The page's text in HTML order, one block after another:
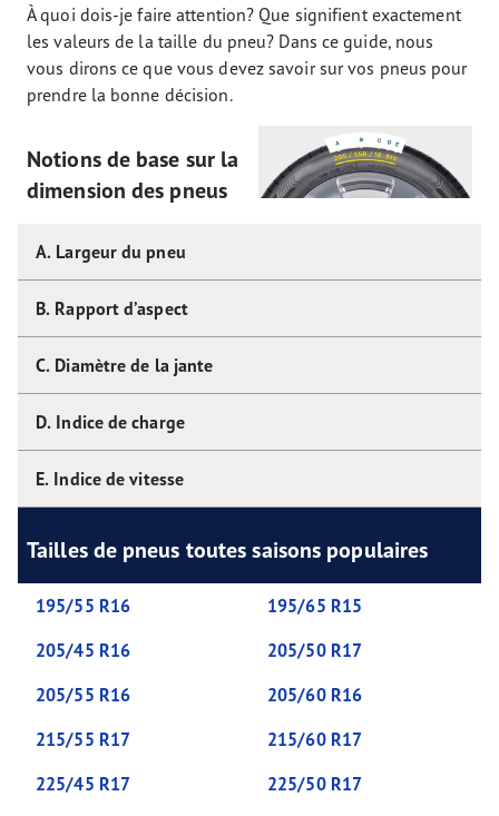
À quoi dois-je faire attention? Que signifient exactement
les valeurs de la taille du pneu? Dans ce guide, nous
vous dirons ce que vous devez savoir sur vos pneus pour
prendre la bonne décision.
Notions de base sur la
dimension des pneus
A. Largeur du pneu
B. Rapport d’aspect
C. Diamètre de la jante
D. Indice de charge
E. Indice de vitesse
Tailles de pneus toutes saisons populaires
195/55 R16
195/65 R15
205/45 R16
205/50 R17
205/55 R16
205/60 R16
215/55 R17
215/60 R17
225/45 R17
225/50 R17